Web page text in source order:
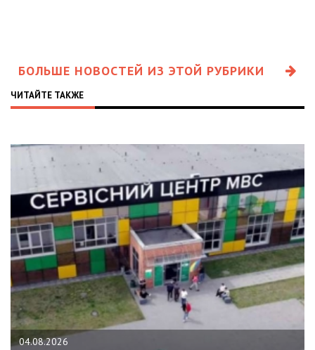
БОЛЬШЕ НОВОСТЕЙ ИЗ ЭТОЙ РУБРИКИ
ЧИТАЙТЕ ТАКЖЕ
04.08.2026